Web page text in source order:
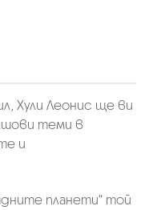
Хули Леонис ще ви
теми в
и
планети“ той